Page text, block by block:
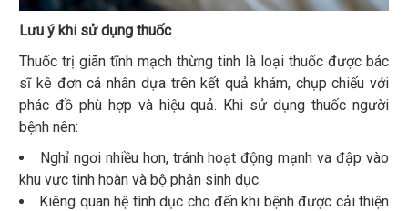
Lưu ý khi sử dụng thuốc
Thuốc trị giãn tĩnh mạch thừng tinh là loại thuốc được bác
sĩ kê đơn cá nhân dựa trên kết quả khám, chụp chiếu với
phác đồ phù hợp và hiệu quả. Khi sử dụng thuốc người
bệnh nên:
Nghỉ ngơi nhiều hơn, tránh hoạt động mạnh va đập vào
khu vực tinh hoàn và bộ phận sinh dục.
Kiêng quan hệ tình dục cho đến khi bệnh được cải thiện